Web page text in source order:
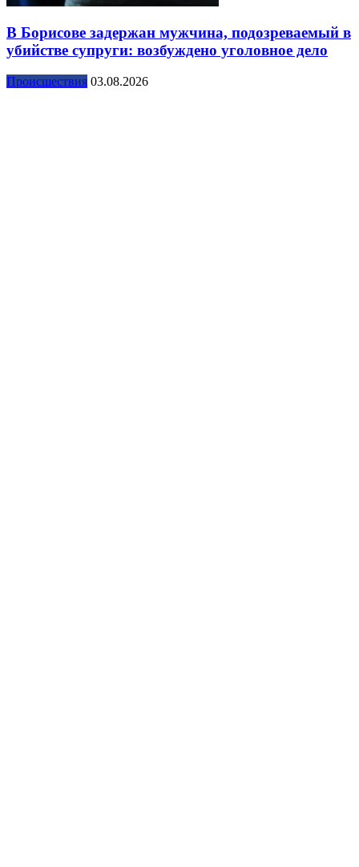
В Борисове задержан мужчина, подозреваемый в
убийстве супруги: возбуждено уголовное дело
Происшествия 03.08.2026